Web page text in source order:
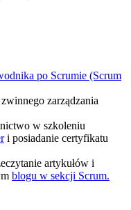
po Scrumie (Scrum
zarządzania
w szkoleniu
i posiadanie certyfikatu
artykułów i
blogu w sekcji Scrum.